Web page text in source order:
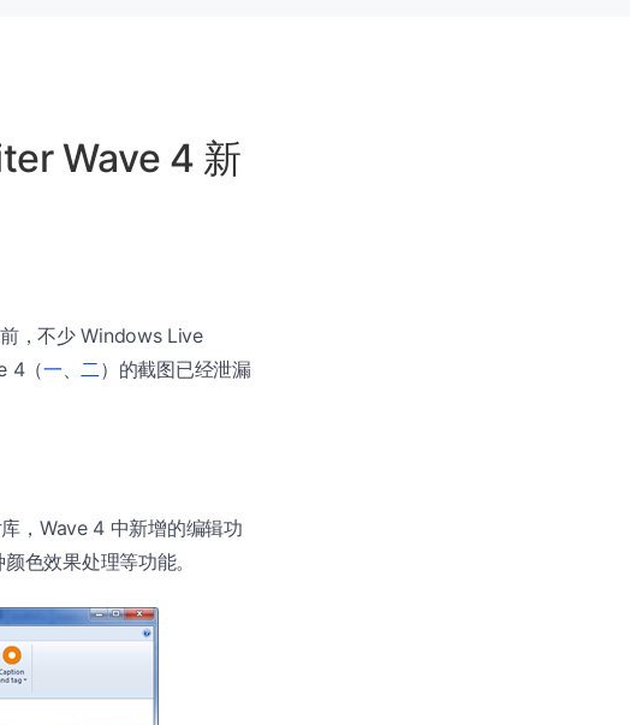
Wave 4 新
，不少 Windows Live
4（一 二 ）的截图已经泄漏
，Wave 4 中新增的编辑功
色效果处理等功能。